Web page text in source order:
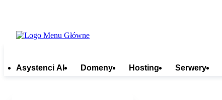
Asystenci AI Domeny Hosting Serwery